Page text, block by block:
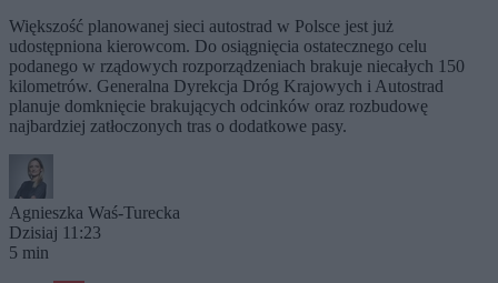
Większość planowanej sieci autostrad w Polsce jest już
udostępniona kierowcom. Do osiągnięcia ostatecznego celu
podanego w rządowych rozporządzeniach brakuje niecałych 150
kilometrów. Generalna Dyrekcja Dróg Krajowych i Autostrad
planuje domknięcie brakujących odcinków oraz rozbudowę
najbardziej zatłoczonych tras o dodatkowe pasy.
Agnieszka Waś-Turecka
Dzisiaj 11:23
5 min